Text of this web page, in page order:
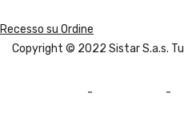
Recesso su Ordine
Copyright © 2022 Sistar S.a.s.
- -